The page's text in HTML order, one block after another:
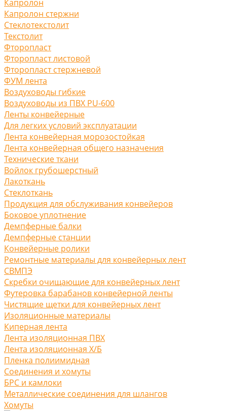
Капролон
Капролон стержни
Стеклотекстолит
Текстолит
Фторопласт
Фторопласт листовой
Фторопласт стержневой
ФУМ лента
Воздуховоды гибкие
Воздуховоды из ПВХ PU-600
Ленты конвейерные
Для легких условий эксплуатации
Лента конвейерная морозостойкая
Лента конвейерная общего назначения
Технические ткани
Войлок грубошерстный
Лакоткань
Стеклоткань
Продукция для обслуживания конвейеров
Боковое уплотнение
Демпферные балки
Демпферные станции
Конвейерные ролики
Ремонтные материалы для конвейерных лент
СВМПЭ
Скребки очищающие для конвейерных лент
Футеровка барабанов конвейерной ленты
Чистящие щетки для конвейерных лент
Изоляционные материалы
Киперная лента
Лента изоляционная ПВХ
Лента изоляционная Х/Б
Пленка полиимидная
Соединения и хомуты
БРС и камлоки
Металлические соединения для шлангов
Хомуты